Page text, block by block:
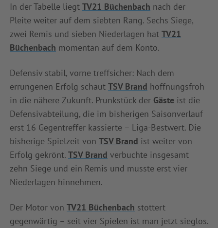
In der Tabelle liegt TV21 Büchenbach nach der
Pleite weiter auf dem siebten Rang. Sechs Siege,
zwei Remis und sieben Niederlagen hat TV21
Büchenbach momentan auf dem Konto.
Defensiv stabil, vorne treffsicher: Nach dem
errungenen Erfolg schaut TSV Brand hoffnungsfroh
in die nähere Zukunft. Prunkstück der Gäste ist die
Defensivabteilung, die im bisherigen Saisonverlauf
erst 16 Gegentreffer kassierte – Liga-Bestwert. Die
bisherige Spielzeit von TSV Brand ist weiter von
Erfolg gekrönt. TSV Brand verbuchte insgesamt
zehn Siege und ein Remis und musste erst vier
Niederlagen hinnehmen.
Der Motor von TV21 Büchenbach stottert
gegenwärtig – seit vier Spielen ist man jetzt sieglos.